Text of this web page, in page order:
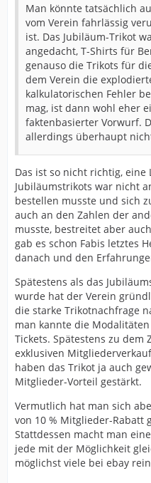
Man könnte tatsächlich
vom Verein fahrlässig
ist. Das Jubiläum-Trikot
angedacht, T-Shirts für
genauso die Trikots für
dem Verein die
kalkulatorischen Fehler
mag, ist dann wohl eher
faktenbasierter Vorwurf.
allerdings überhaupt
Das ist so nicht richtig, eine
Jubiläumstrikots war nicht
bestellen musste und sich
auch an den Zahlen der
musste, bestreitet aber
gab es schon Fabis letztes
danach und den
Spätestens als das
wurde hat der Verein
die starke Trikotnachfrage
man kannte die
Tickets. Spätestens zu
exklusiven
haben das Trikot ja auch
Mitglieder-Vorteil gestärkt.
Vermutlich hat man sich
von 10 % Mitglieder-Rabatt
Stattdessen macht man
jede mit der Möglichkeit
möglichst viele bei ebay